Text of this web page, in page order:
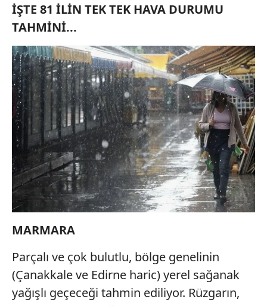
İŞTE 81 İLİN TEK TEK HAVA DURUMU
TAHMİNİ...
MARMARA
Parçalı ve çok bulutlu, bölge genelinin
(Çanakkale ve Edirne haric) yerel sağanak
yağışlı geçeceği tahmin ediliyor. Rüzgarın,